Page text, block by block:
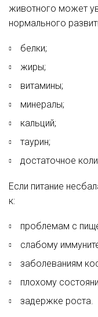
животного может
нормального
белки;
жиры;
витамины;
минералы;
кальций;
таурин;
достаточное
Если питание
к:
проблемам с
слабому
заболеваниям
плохому
задержке роста.